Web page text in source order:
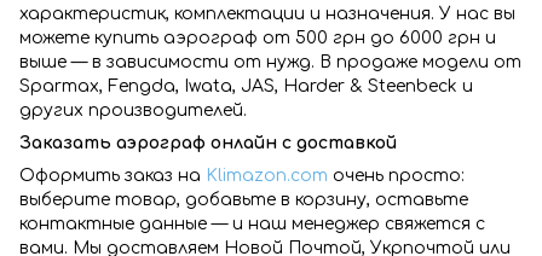
характеристик, комплектации и назначения. У нас вы
можете купить аэрограф от 500 грн до 6000 грн и
выше — в зависимости от нужд. В продаже модели от
Sparmax, Fengda, Iwata, JAS, Harder & Steenbeck и
других производителей.
Заказать аэрограф онлайн с доставкой
Оформить заказ на Klimazon.com очень просто:
выберите товар, добавьте в корзину, оставьте
контактные данные — и наш менеджер свяжется с
вами. Мы доставляем Новой Почтой, Укрпочтой или